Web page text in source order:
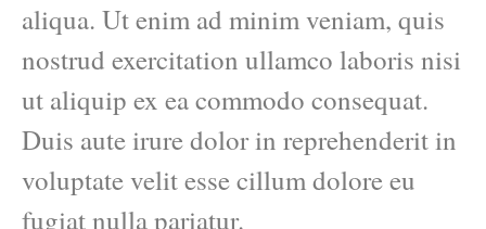
aliqua. Ut enim ad minim veniam, quis
nostrud exercitation ullamco laboris nisi
ut aliquip ex ea commodo consequat.
Duis aute irure dolor in reprehenderit in
voluptate velit esse cillum dolore eu
fugiat nulla pariatur.